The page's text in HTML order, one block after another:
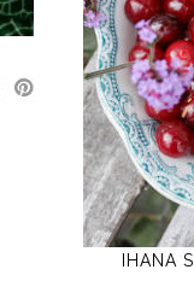
IHANA